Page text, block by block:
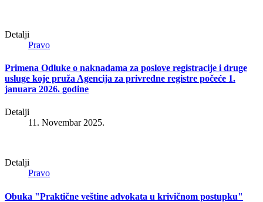
Detalji
Pravo
Primena Odluke o naknadama za poslove registracije i druge
usluge koje pruža Agencija za privredne registre počeće 1.
januara 2026. godine
Detalji
11. Novembar 2025.
Detalji
Pravo
Obuka "Praktične veštine advokata u krivičnom postupku"